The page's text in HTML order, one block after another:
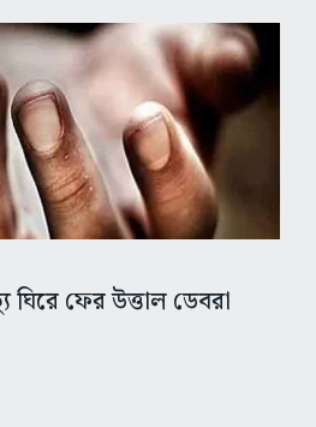
ফের উত্তাল ডেবরা